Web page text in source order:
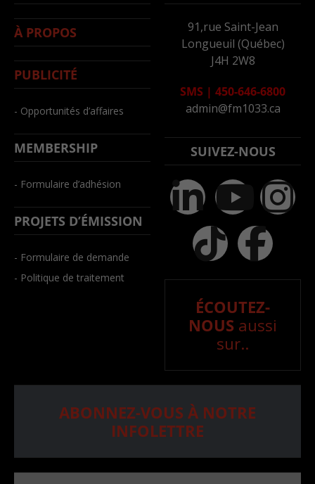
À PROPOS
PUBLICITÉ
- Opportunités d’affaires
MEMBERSHIP
- Formulaire d’adhésion
PROJETS D’ÉMISSION
- Formulaire de demande
- Politique de traitement
91,rue Saint-Jean
Longueuil (Québec)
J4H 2W8
SMS | 450-646-6800
admin@fm1033.ca
SUIVEZ-NOUS
ÉCOUTEZ-
NOUS aussi
sur..
ABONNEZ-VOUS À NOTRE
INFOLETTRE